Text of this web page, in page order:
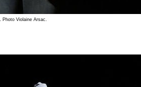
Photo Violaine Arsac.